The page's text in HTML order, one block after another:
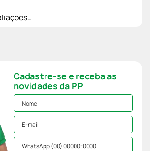
Cadastre-se e receba as
novidades da PP